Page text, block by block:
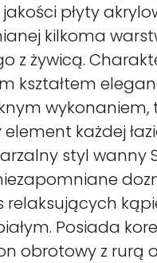
płyty
kilkoma
z żywicą.
kształtem
wykonaniem,
każdej
styl wanny
relaksujących
Posiada
obrotowy z rurą